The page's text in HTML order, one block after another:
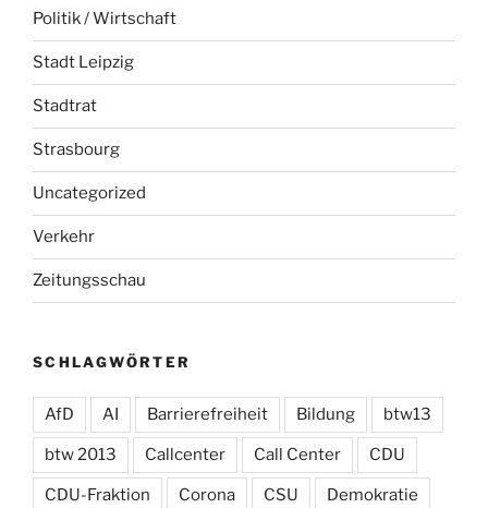
Politik / Wirtschaft
Stadt Leipzig
Stadtrat
Strasbourg
Uncategorized
Verkehr
Zeitungsschau
SCHLAGWÖRTER
AfD AI Barrierefreiheit Bildung btw13
btw 2013 Callcenter Call Center CDU
CDU-Fraktion Corona CSU Demokratie